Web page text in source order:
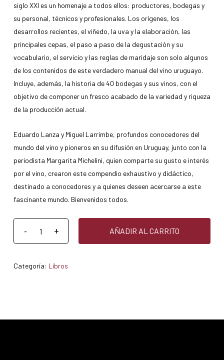
siglo XXI es un homenaje a todos ellos: productores, bodegas y
su personal, técnicos y profesionales. Los orígenes, los
desarrollos recientes, el viñedo, la uva y la elaboración, las
principales cepas, el paso a paso de la degustación y su
vocabulario, el servicio y las reglas de maridaje son solo algunos
de los contenidos de este verdadero manual del vino uruguayo.
Incluye, además, la historia de 40 bodegas y sus vinos, con el
objetivo de componer un fresco acabado de la variedad y riqueza
de la producción actual.
Eduardo Lanza y Miguel Larrimbe, profundos conocedores del
mundo del vino y pioneros en su difusión en Uruguay, junto con la
periodista Margarita Michelini, quien comparte su gusto e interés
por el vino, crearon este compendio exhaustivo y didáctico,
destinado a conocedores y a quienes deseen acercarse a este
fascinante mundo. Bienvenidos todos.
AÑADIR AL CARRITO
Categoría: Libros